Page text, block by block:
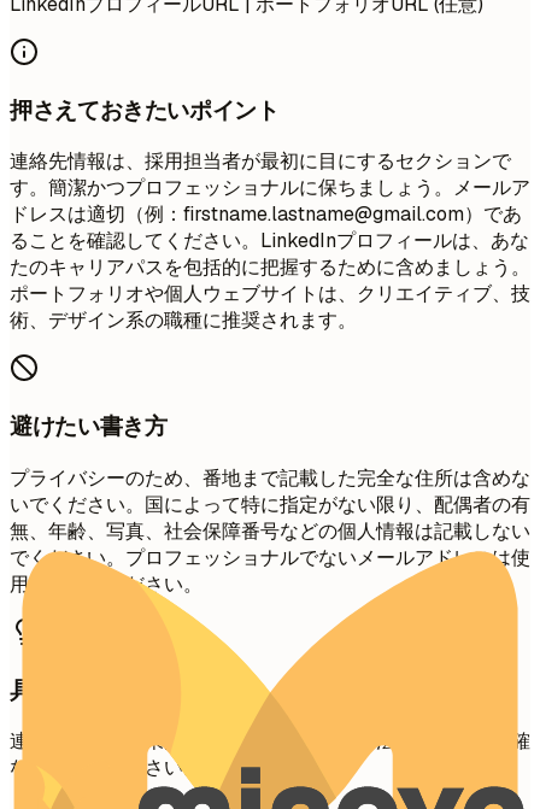
押さえておきたいポイント
連絡先情報は、採用担当者が最初に目にするセクションで
す。簡潔かつプロフェッショナルに保ちましょう。メールア
ドレスは適切（例： firstname.lastname@gmail.com）であ
ることを確認してください。LinkedInプロフィールは、あな
たのキャリアパスを包括的に把握するために含めましょう。
ポートフォリオや個人ウェブサイトは、クリエイティブ、技
術、デザイン系の職種に推奨されます。
避けたい書き方
プライバシーのため、番地まで記載した完全な住所は含めな
いでください。国によって特に指定がない限り、配偶者の有
無、年齢、写真、社会保障番号などの個人情報は記載しない
でください。プロフェッショナルでないメールアドレスは使
用しないでください。
具体例
連絡先情報を効果的にフォーマットする方法について、明確
な例をご覧ください。